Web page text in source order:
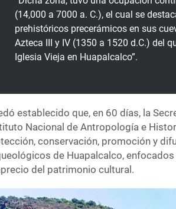
(14,000 a 7000 a. C.), el cual se
prehistóricos precerámicos en sus
Azteca III y IV (1350 a 1520 d.C.) del
Iglesia Vieja en Huapalcalco”.
establecido que, en 60 días, la
Nacional de Antropología e
conservación, promoción y
de Huapalcalco,
del patrimonio cultural.